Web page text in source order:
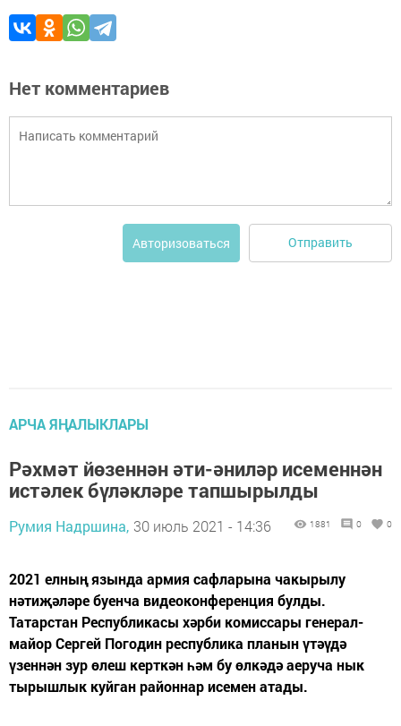
Нет комментариев
Авторизоваться Отправить
АРЧА ЯҢАЛЫКЛАРЫ
Рәхмәт йөзеннән әти-әниләр исеменнән
истәлек бүләкләре тапшырылды
Румия Надршина, 30 июль 2021 - 14:36 1881 0 0
2021 елның язында армия сафларына чакырылу
нәтиҗәләре буенча видеоконференция булды.
Татарстан Республикасы хәрби комиссары генерал-
майор Сергей Погодин республика планын үтәүдә
үзеннән зур өлеш керткән һәм бу өлкәдә аеруча нык
тырышлык куйган районнар исемен атады.